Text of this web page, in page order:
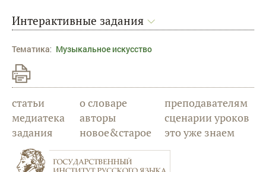
Интерактивные задания
Тематика: Музыкальное искусство
статьи
медиатека
задания
о словаре
авторы
новое&старое
преподавателям
сценарии уроков
это уже знаем